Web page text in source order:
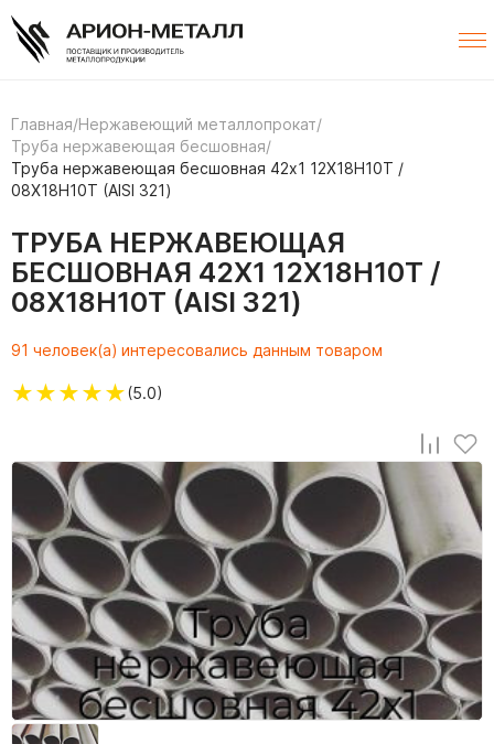
Главная/Нержавеющий металлопрокат/
Труба нержавеющая бесшовная/
Труба нержавеющая бесшовная 42х1 12Х18Н10Т /
08Х18Н10Т (AISI 321)
ТРУБА НЕРЖАВЕЮЩАЯ
БЕСШОВНАЯ 42Х1 12Х18Н10Т /
08Х18Н10Т (AISI 321)
91 человек(а) интересовались данным товаром
★★★★★(5.0)